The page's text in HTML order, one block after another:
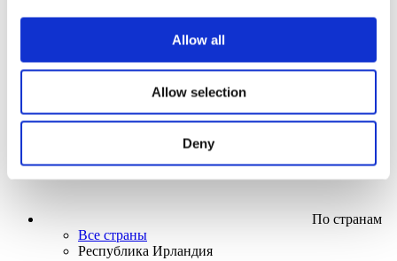
Allow all
Allow selection
Deny
Без поджанра
Применить
По странам
Все страны
Республика Ирландия